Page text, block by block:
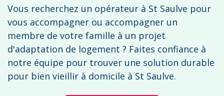
Vous recherchez un opérateur à St Saulve pour
vous accompagner ou accompagner un
membre de votre famille à un projet
d'adaptation de logement ? Faites confiance à
notre équipe pour trouver une solution durable
pour bien vieillir à domicile à St Saulve.